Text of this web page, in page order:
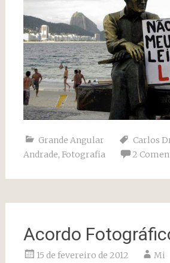
Grande Angular
Carlos
Andrade, Fotografia 2
Acordo
15 de fevereiro de 2012 Mi